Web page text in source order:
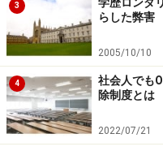
3
学歴ロンダ
らした弊害
2005/10/10
4
社会人でも
除制度とは
2022/07/21